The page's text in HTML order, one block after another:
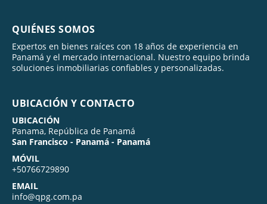
QUIÉNES SOMOS
Expertos en bienes raíces con 18 años de experiencia en
Panamá y el mercado internacional. Nuestro equipo brinda
soluciones inmobiliarias confiables y personalizadas.
UBICACIÓN Y CONTACTO
UBICACIÓN
Panama, República de Panamá
San Francisco - Panamá - Panamá
MÓVIL
+50766729890
EMAIL
info@qpg.com.pa